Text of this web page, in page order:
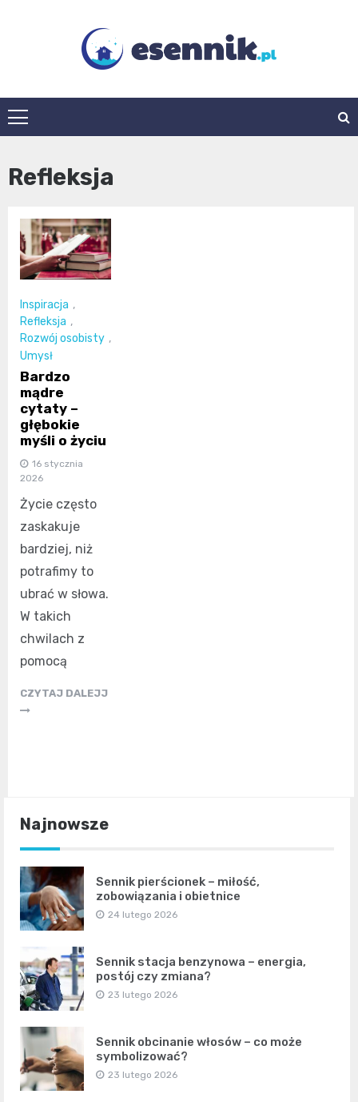
esennik.pl
Refleksja
Inspiracja ,
Refleksja ,
Rozwój osobisty ,
Umysł
Bardzo
mądre
cytaty –
głębokie
myśli o życiu
16 stycznia
2026
Życie często
zaskakuje
bardziej, niż
potrafimy to
ubrać w słowa.
W takich
chwilach z
pomocą
CZYTAJ DALEJJ
Najnowsze
Sennik pierścionek – miłość,
zobowiązania i obietnice
24 lutego 2026
Sennik stacja benzynowa – energia,
postój czy zmiana?
23 lutego 2026
Sennik obcinanie włosów – co może
symbolizować?
23 lutego 2026